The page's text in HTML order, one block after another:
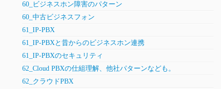
60_ビジネスホン障害のパターン
60_中古ビジネスフォン
61_IP-PBX
61_IP-PBXと昔からのビジネスホン連携
61_IP-PBXのセキュリティ
62_Cloud PBXの仕組理解、他社パターンなども。
62_クラウドPBX